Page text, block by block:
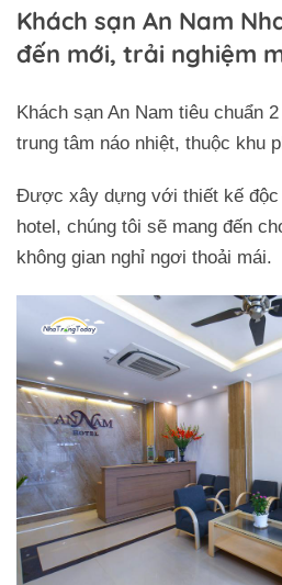
Khách sạn An Nam
đến mới, trải nghiệm
Khách sạn An Nam tiêu chuẩn
trung tâm náo nhiệt, thuộc khu
Được xây dựng với thiết kế độc
hotel, chúng tôi sẽ mang đến
không gian nghỉ ngơi thoải mái.